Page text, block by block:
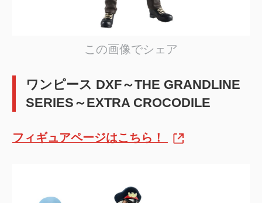
この画像でシェア
ワンピース DXF～THE GRANDLINE
SERIES～EXTRA CROCODILE
フィギュアページはこちら！